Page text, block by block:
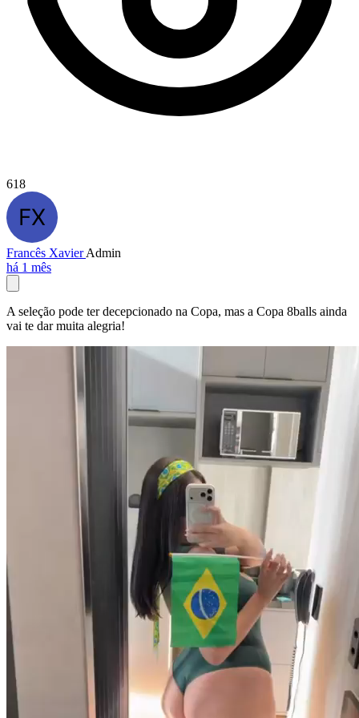
618
Francês XavierAdmin
há 1 mês
A seleção pode ter decepcionado na Copa, mas a Copa 8balls ainda
vai te dar muita alegria!